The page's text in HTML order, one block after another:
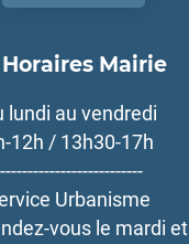
Horaires Mairie
lundi au vendredi
12h / 13h30-17h
Urbanisme
vous le mardi